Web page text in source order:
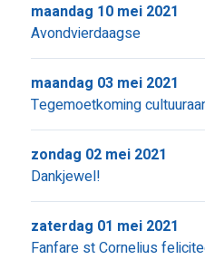
Avondvierdaagse
maandag 10 mei 2021
Tegemoetkoming
maandag 03 mei 2021
Dankjewel!
zondag 02 mei 2021
Fanfare st Cornelius
zaterdag 01 mei 2021